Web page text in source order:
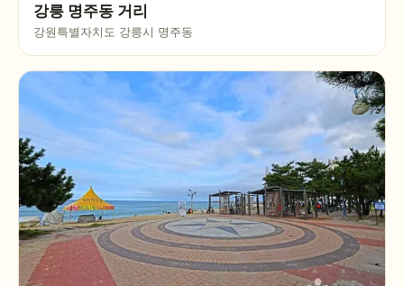
강릉 명주동 거리
강원특별자치도 강릉시 명주동